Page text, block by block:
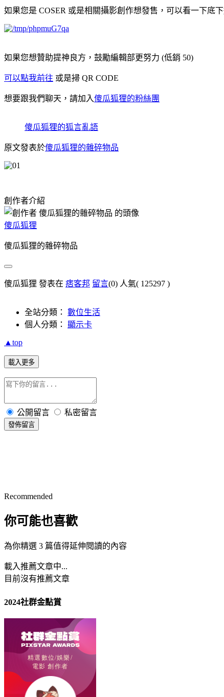
如果您是 COSER 或是相關攝影創作想發售，可以看一下底
如果您想贊助提神良方，鼓勵編輯部更努力 (低銷 50)
可以點我前往 或是掃 QR CODE
想要跟我們聊天，請加入傻瓜狐狸的粉絲團
傻瓜狐狸的狐言亂語
原文發表於傻瓜狐狸的雜碎物品
創作者介紹
傻瓜狐狸
傻瓜狐狸的雜碎物品
傻瓜狐狸 發表在 痞客邦 留言(0) 人氣( 125297 )
全站分類： 數位生活
個人分類： 顯示卡
▲top
載入更多
公開留言 私密留言
發佈留言
Recommended
你可能也喜歡
為你精選 3 篇值得延伸閱讀的內容
載入推薦文章中...
目前沒有推薦文章
2024社群金點賞